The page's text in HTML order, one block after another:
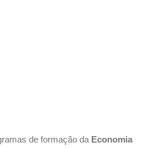
de formação da Economia